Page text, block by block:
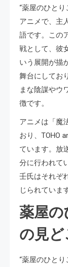
“薬屋のひと
アニメで、主
語です。この
戦として、彼
いう展開が描
舞台にしてお
まな陰謀やウ
徴です。
アニメは「魔
おり、TOHO
ています。放
分に行われて
壬氏はそれぞ
じられていま
薬屋
の見ど
“薬屋のひと